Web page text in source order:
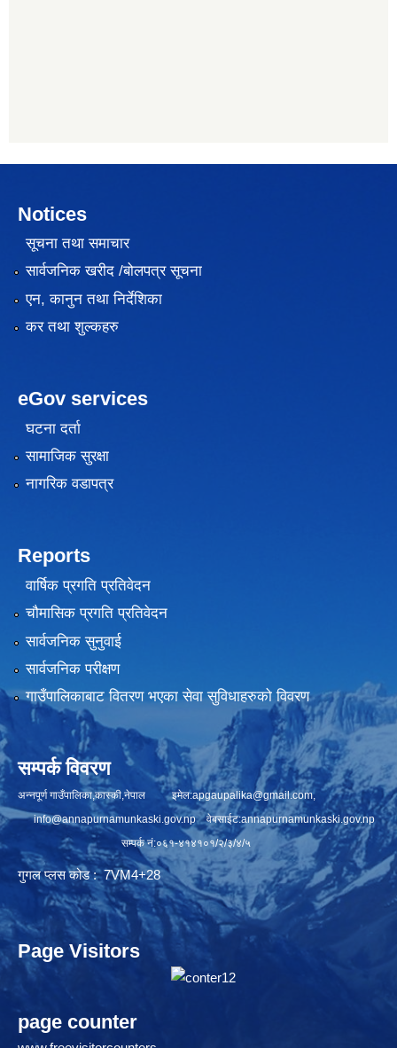
Notices
सूचना तथा समाचार
सार्वजनिक खरीद /बोलपत्र सूचना
एन, कानुन तथा निर्देशिका
कर तथा शुल्कहरु
eGov services
घटना दर्ता
सामाजिक सुरक्षा
नागरिक वडापत्र
Reports
वार्षिक प्रगति प्रतिवेदन
चौमासिक प्रगति प्रतिवेदन
सार्वजनिक सुनुवाई
सार्वजनिक परीक्षण
गाउँपालिकाबाट वितरण भएका सेवा सुविधाहरुको विवरण
सम्पर्क विवरण
अन्नपूर्ण गाउँपालिका,कास्की,नेपाल इमेल:apgaupalika@gmail.com,
info@annapurnamunkaski.gov.npवेबसाईट:annapurnamunkaski.gov.np
सम्पर्क नं:०६१-४१४१०१/२/३/४/५
गुगल प्लस कोड : 7VM4+28
Page Visitors
page counter